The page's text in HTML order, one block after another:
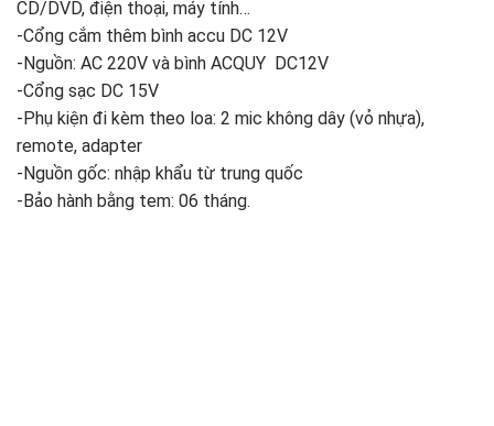
CD/DVD, điện thoại, máy tính…
-Cổng cắm thêm bình accu DC 12V
-Nguồn: AC 220V và bình ACQUY DC12V
-Cổng sạc DC 15V
-Phụ kiện đi kèm theo loa: 2 mic không dây (vỏ nhựa),
remote, adapter
-Nguồn gốc: nhập khẩu từ trung quốc
-Bảo hành bằng tem: 06 tháng.